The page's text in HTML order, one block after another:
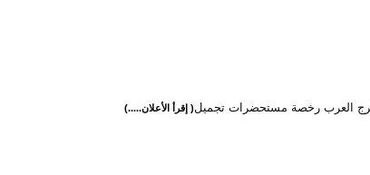
العرب رخصة مستحضرات تجميل( إقرأ الأعلان.....)